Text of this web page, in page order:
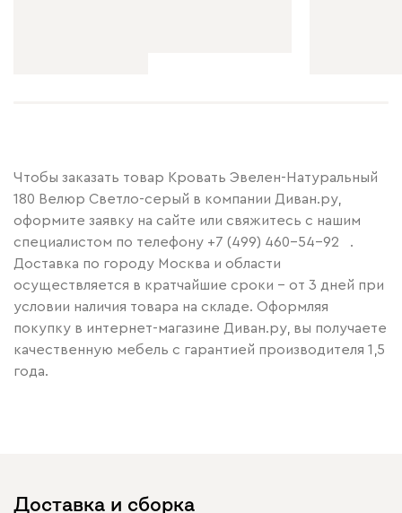
Чтобы заказать товар Кровать Эвелен-Натуральный
180 Велюр Светло-серый в компании Диван.ру,
оформите заявку на сайте или свяжитесь с нашим
специалистом по телефону +7 (499) 460-54-92
.
Доставка по городу Москва и области
осуществляется в кратчайшие сроки – от 3 дней при
условии наличия товара на складе. Оформляя
покупку в интернет-магазине Диван.ру, вы получаете
качественную мебель с гарантией производителя 1,5
года.
Доставка и сборка